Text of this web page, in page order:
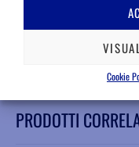
Cookie
Confezione
PRODOTTI